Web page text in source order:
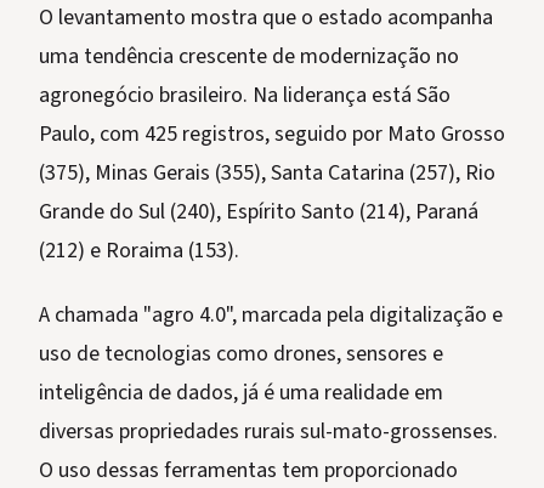
O levantamento mostra que o estado acompanha
uma tendência crescente de modernização no
agronegócio brasileiro. Na liderança está São
Paulo, com 425 registros, seguido por Mato Grosso
(375), Minas Gerais (355), Santa Catarina (257), Rio
Grande do Sul (240), Espírito Santo (214), Paraná
(212) e Roraima (153).
A chamada "agro 4.0", marcada pela digitalização e
uso de tecnologias como drones, sensores e
inteligência de dados, já é uma realidade em
diversas propriedades rurais sul-mato-grossenses.
O uso dessas ferramentas tem proporcionado